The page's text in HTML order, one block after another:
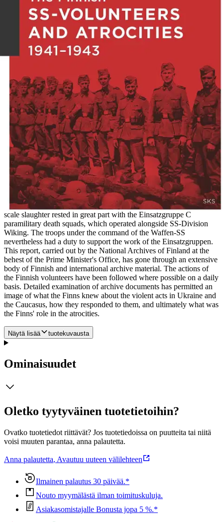
where the Soviet Union had already occupied the three Baltic States
(in June 1940) after seizing Eastern Poland the previous autumn.
Germany, meanwhile, had annexed and occupied Denmark and
Norway, and had earlier taken the other half of Poland. Without a
solution like this, Finland would have found herself alone and
acutely vulnerable in the European war being waged. The Finnish
volunteers were placed in the Waffen SS-Division “Wiking”, which
fought the Red Army in Ukraine and the Caucasus between 1941
and 1943. A total of 1,408 Finnish volunteers served in the various
Wiking units. Of these, 256 were killed in action, 686 were
wounded, and 14 were listed as missing. In the spring of 1943, the
Finnish Volunteer Battalion was disbanded, and the officers and
men returned to Finland. In the latter stages of Finland's
Continuation War with the Soviet Union and in the short Lapland
War of 1944-45, a further 113 of those who served in SS-Division
Wiking were listed among the fallen. National Socialist Germany
had set both military and political-ideological objectives for its drive
into the Soviet Union in June 1941. The liquidation of Jews was
systematic, and a great part of the Russian POWs who were
captured were summarily shot. The civilian population in the
communities along the route of advance faced brutality and death on
an unspeakable scale: entire villages could be ruthlessly razed to the
ground as an act of revenge. The responsibility for the industrial-
scale slaughter rested in great part with the Einsatzgruppe C
paramilitary death squads, which operated alongside SS-Division
Wiking. The troops under the command of the Waffen-SS
nevertheless had a duty to support the work of the Einsatzgruppen.
This report, carried out by the National Archives of Finland at the
behest of the Prime Minister's Office, has gone through an extensive
body of Finnish and international archive material. The actions of
the Finnish volunteers have been followed where possible on a daily
basis. Detailed examination of archive documents has permitted an
image of what the Finns knew about the violent acts in Ukraine and
the Caucasus, how they responded to them, and ultimately what was
the Finns' role in the atrocities.
Näytä lisää tuotekuvausta
Ominaisuudet
Oletko tyytyväinen tuotetietoihin?
Ovatko tuotetiedot riittävät? Jos tuotetiedoissa on puutteita tai niitä
voisi muuten parantaa, anna palautetta.
Anna palautetta, Avautuu uuteen välilehteen
Ilmainen palautus 30 päivää.*
Nouto myymälästä ilman toimituskuluja.
Asiakasomistajalle Bonusta jopa 5 %.*